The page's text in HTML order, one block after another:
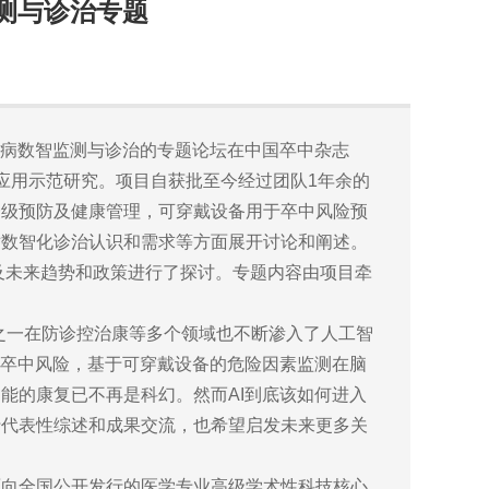
与诊治专题
数智监测与诊治的专题论坛在中国卒中杂志
示范研究。项目自获批至今经过团队1年余的
预防及健康管理，可穿戴设备用于卒中风险预
智化诊治认识和需求等方面展开讨论和阐述。
来趋势和政策进行了探讨。专题内容由项目牵
在防诊控治康等多个领域也不断渗入了人工智
中风险，基于可穿戴设备的危险因素监测在脑
的康复已不再是科幻。然而AI到底该如何进入
表性综述和成果交流，也希望启发未来更多关